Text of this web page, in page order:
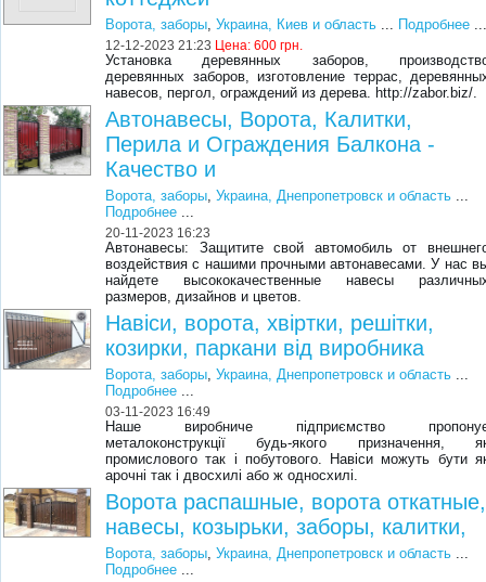
Ворота, заборы,Украина, Киев и область ... Подробнее
12-12-2023 21:23 Цена:600 грн.
Установка деревянных заборов,
деревянных заборов, изготовление террас,
навесов, пергол, ограждений из дерева. http://zabor.biz/.
Автонавесы, Ворота, Калитки,
Перила и Ограждения Балкона -
Качество и
Ворота, заборы,Украина, Днепропетровск и область ...
Подробнее ...
20-11-2023 16:23
Автонавесы: Защитите свой автомобиль от
воздействия с нашими прочными автонавесами. У нас
найдете высококачественные навесы
размеров, дизайнов и цветов.
Навіси, ворота, хвіртки, решітки,
козирки, паркани від виробника
Ворота, заборы,Украина, Днепропетровск и область ...
Подробнее ...
03-11-2023 16:49
Наше виробниче підприємство
металоконструкції будь-якого призначення,
промислового так і побутового. Навіси можуть бути
арочні так і двосхилі або ж односхилі.
Ворота распашные, ворота откатные,
навесы, козырьки, заборы, калитки,
Ворота, заборы,Украина, Днепропетровск и область ...
Подробнее ...